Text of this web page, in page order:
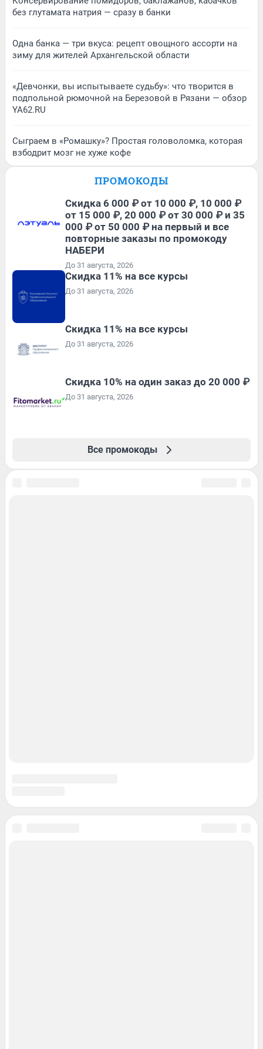
без глутамата натрия — сразу в банки
Одна банка — три вкуса: рецепт овощного ассорти на
зиму для жителей Архангельской области
«Девчонки, вы испытываете судьбу»: что творится в
подпольной рюмочной на Березовой в Рязани — обзор
YA62.RU
Сыграем в «Ромашку»? Простая головоломка, которая
взбодрит мозг не хуже кофе
ПРОМОКОДЫ
Скидка 6 000 ₽ от 10 000 ₽, 10 000 ₽
от 15 000 ₽, 20 000 ₽ от 30 000 ₽ и 35
000 ₽ от 50 000 ₽ на первый и все
повторные заказы по промокоду
НАБЕРИ
До 31 августа, 2026
Скидка 11% на все курсы
До 31 августа, 2026
Скидка 11% на все курсы
До 31 августа, 2026
Скидка 10% на один заказ до 20 000 ₽
До 31 августа, 2026
Все промокоды